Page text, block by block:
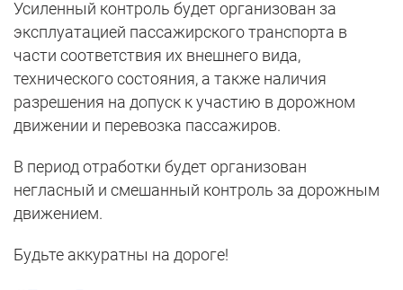
Усиленный контроль будет организован за
эксплуатацией пассажирского транспорта в
части соответствия их внешнего вида,
технического состояния, а также наличия
разрешения на допуск к участию в дорожном
движении и перевозка пассажиров.
В период отработки будет организован
негласный и смешанный контроль за дорожным
движением.
Будьте аккуратны на дороге!